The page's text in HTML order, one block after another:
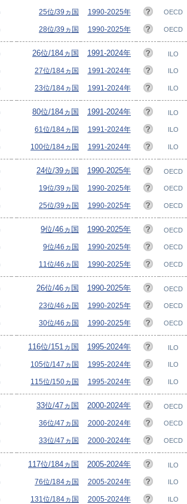
25位/39ヵ国 1990-2025年 OECD
28位/39ヵ国 1990-2025年 OECD
26位/184ヵ国 1991-2024年 ILO
27位/184ヵ国 1991-2024年 ILO
23位/184ヵ国 1991-2024年 ILO
80位/184ヵ国 1991-2024年 ILO
61位/184ヵ国 1991-2024年 ILO
100位/184ヵ国 1991-2024年 ILO
24位/39ヵ国 1990-2025年 OECD
19位/39ヵ国 1990-2025年 OECD
25位/39ヵ国 1990-2025年 OECD
9位/46ヵ国 1990-2025年 OECD
9位/46ヵ国 1990-2025年 OECD
11位/46ヵ国 1990-2025年 OECD
26位/46ヵ国 1990-2025年 OECD
23位/46ヵ国 1990-2025年 OECD
30位/46ヵ国 1990-2025年 OECD
116位/151ヵ国 1995-2024年 ILO
105位/147ヵ国 1995-2024年 ILO
115位/150ヵ国 1995-2024年 ILO
33位/47ヵ国 2000-2024年 OECD
36位/47ヵ国 2000-2024年 OECD
33位/47ヵ国 2000-2024年 OECD
117位/184ヵ国 2005-2024年 ILO
76位/184ヵ国 2005-2024年 ILO
131位/184ヵ国 2005-2024年 ILO